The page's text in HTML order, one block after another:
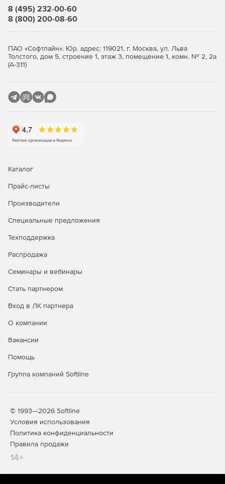
8 (495) 232-00-60
8 (800) 200-08-60
ПАО «Софтлайн». Юр. адрес: 119021, г. Москва, ул. Льва
Толстого, дом 5, строение 1, этаж 3, помещение 1, комн. № 2, 2а
(А-311)
Каталог
Прайс-листы
Производители
Специальные предложения
Техподдержка
Распродажа
Семинары и вебинары
Стать партнером
Вход в ЛК партнера
О компании
Вакансии
Помощь
Группа компаний Softline
© 1993—2026 Softline
Условия использования
Политика конфиденциальности
Правила продажи
14+